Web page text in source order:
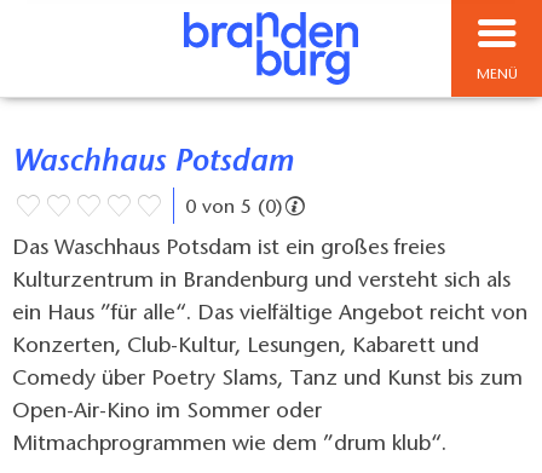
MENÜ
Waschhaus Potsdam
0 von 5 (0)
Das Waschhaus Potsdam ist ein großes freies
Kulturzentrum in Brandenburg und versteht sich als
ein Haus ”für alle“. Das vielfältige Angebot reicht von
Konzerten, Club-Kultur, Lesungen, Kabarett und
Comedy über Poetry Slams, Tanz und Kunst bis zum
Open-Air-Kino im Sommer oder
Mitmachprogrammen wie dem ”drum klub“.